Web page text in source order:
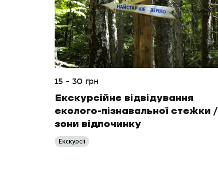
15 - 30 грн
Екскурсійне відвідування
еколого-пізнавальної стежки /
зони відпочинку
Екскурсії